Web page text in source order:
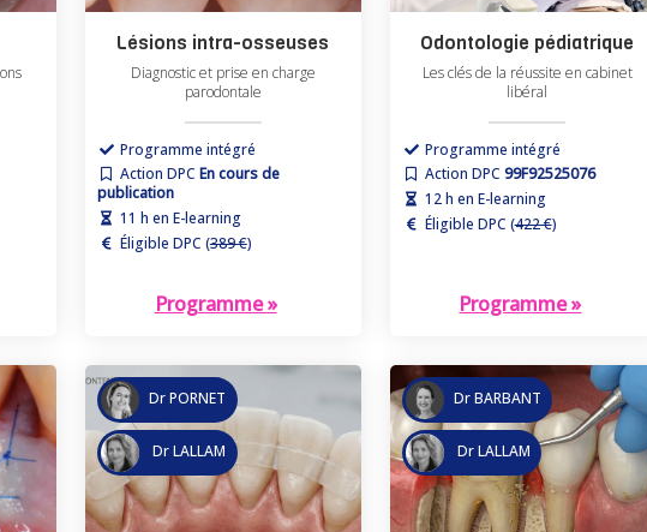
Lésions intra-osseuses
Diagnostic et prise en charge
parodontale
Programme intégré
Action DPC En cours de
publication
11 h en E-learning
Éligible DPC (389 €)
Programme »
Odontologie pédiatrique
Les clés de la réussite en cabinet
libéral
Programme intégré
Action DPC 99F92525076
12 h en E-learning
Éligible DPC (422 €)
Programme »
Dr PORNET
Dr LALLAM
Dr BARBANT
Dr LALLAM